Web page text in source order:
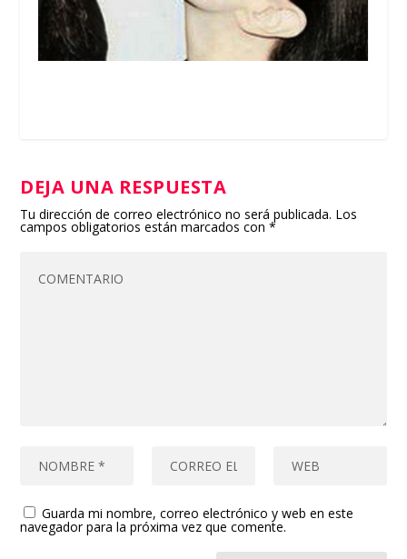
DEJA UNA RESPUESTA
Tu dirección de correo electrónico no será publicada. Los
campos obligatorios están marcados con*
Guarda mi nombre, correo electrónico y web en este
navegador para la próxima vez que comente.